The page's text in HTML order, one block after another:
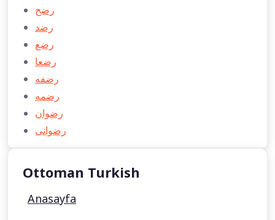
رضح
رضد
رضع
رضعا
رضفه
رضمه
رضوان
رضوانی
Ottoman Turkish
Anasayfa